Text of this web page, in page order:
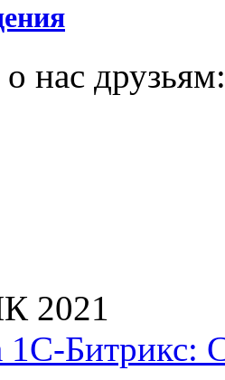
нас друзьям:
2021
1С-Битрикс: